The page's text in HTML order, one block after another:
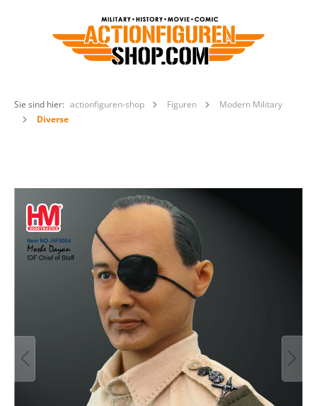
Sie sind hier: actionfiguren-shop Figuren
Modern Military
Diverse